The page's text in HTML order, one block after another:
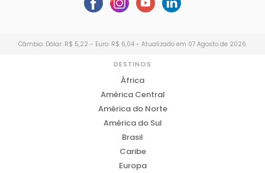
Câmbio: Dólar: R$ 5,22 - Euro: R$ 6,04 - Atualizado em 07 Agosto de 2026.
DESTINOS
África
América Central
América do Norte
América do Sul
Brasil
Caribe
Europa